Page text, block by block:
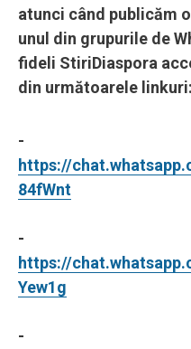
atunci când publicăm
unul din grupurile de
fideli StiriDiaspora
din următoarele linkuri:
-
https://
84fWnt
-
https://
Yew1g
-